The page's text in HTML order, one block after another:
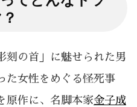
刻の首」に魅せられた男
た女性をめぐる怪死事
原作に、名脚本家金子成